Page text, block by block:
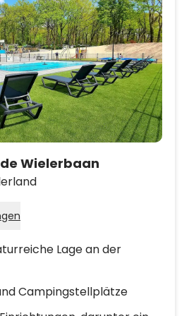
Wielerbaan
Lage an der
Campingstellplätze